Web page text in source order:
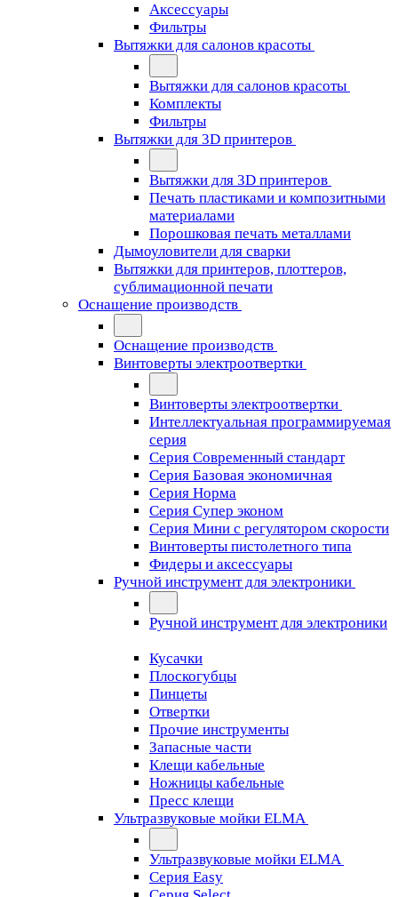
Аксессуары
Фильтры
Вытяжки для салонов красоты
Вытяжки для салонов красоты
Комплекты
Фильтры
Вытяжки для 3D принтеров
Вытяжки для 3D принтеров
Печать пластиками и композитными
материалами
Порошковая печать металлами
Дымоуловители для сварки
Вытяжки для принтеров, плоттеров,
сублимационной печати
Оснащение производств
Оснащение производств
Винтоверты электроотвертки
Винтоверты электроотвертки
Интеллектуальная программируемая
серия
Серия Современный стандарт
Серия Базовая экономичная
Серия Норма
Серия Cупер эконом
Серия Мини с регулятором скорости
Винтоверты пистолетного типа
Фидеры и аксессуары
Ручной инструмент для электроники
Ручной инструмент для электроники
Кусачки
Плоскогубцы
Пинцеты
Отвертки
Прочие инструменты
Запасные части
Клещи кабельные
Ножницы кабельные
Пресс клещи
Ультразвуковые мойки ELMA
Ультразвуковые мойки ELMA
Серия Easy